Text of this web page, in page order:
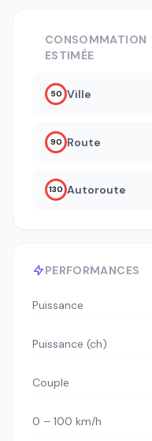
PERFORMANCES
Puissance
Puissance (ch)
Couple
0 – 100 km/h
CONSOMMATION
ESTIMÉE
50 Ville
90 Route
130 Autoroute